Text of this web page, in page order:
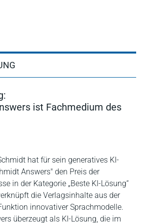
ist Fachmedium des
hat für sein generatives KI-
Answers" den Preis der
in der Kategorie „Beste KI-Lösung“
die Verlagsinhalte aus der
innovativer Sprachmodelle.
überzeugt als KI-Lösung, die im